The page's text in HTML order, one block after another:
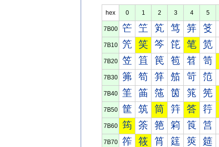
hex 0 1 2 3 4 5
7B00 笀 笁 笂 笃 笄 笅
7B10 笐 笑 笒 笓 笔 笕
7B20 笠 笡 笢 笣 笤 笥
7B30 笰 笱 笲 笳 笴 笵
7B40 筀 筁 筂 筃 筄 筅
7B50 筐 筑 筒 筓 答 筕
7B60 筠 筡 筢 筣 筤 筥
7B70 筰 筱 筲 筳 筴 筵